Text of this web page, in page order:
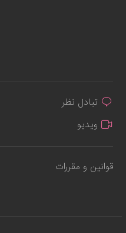
تبادل نظر
ویدیو
قوانین و مقررات